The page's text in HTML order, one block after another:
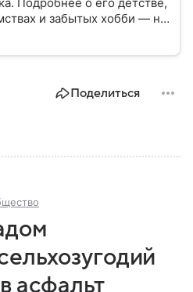
и забытых хобби — на
Поделиться
асфальт